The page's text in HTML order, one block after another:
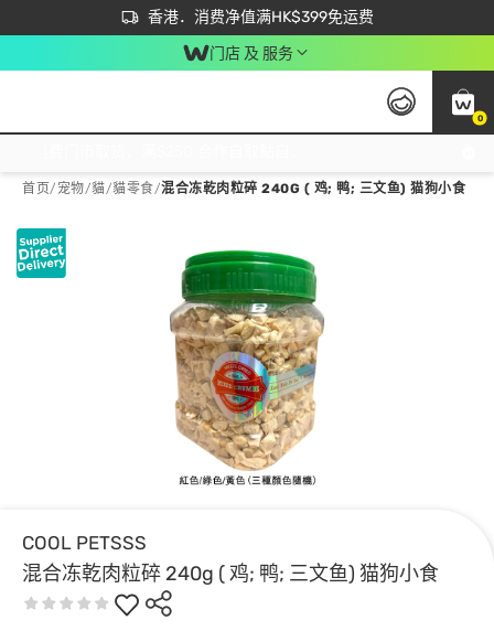
香港．消费净值满HK$399免运费
立即成为易赏钱会员尽享独家优惠
首次APP下单买满$450 输入 NEWAPP 即减$50
门店 及 服务
0
首页/ 宠物/貓/貓零食/混合冻乾肉粒碎 240G ( 鸡; 鸭; 三文鱼) 猫狗小食
COOL PETSSS
混合冻乾肉粒碎 240g ( 鸡; 鸭; 三文鱼) 猫狗小食